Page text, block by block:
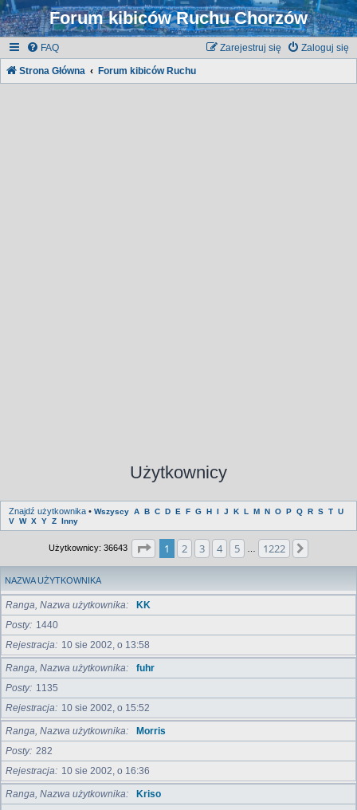
Forum kibiców Ruchu Chorzów
FAQ Zaloguj się
Zarejestruj się
Strona Główna Forum kibiców Ruchu
Użytkownicy
Znajdź użytkownika • Wszyscy A B C D E F G H I J K L M N O P Q R S T U
V W X Y Z Inny
Użytkownicy: 36643 Strona1 z1222
1 2 3 4 5 1222
NAZWA UŻYTKOWNIKA
Ranga, Nazwa użytkownika
KK
Posty
1440
Rejestracja
10 sie 2002, o 13:58
Ranga, Nazwa użytkownika
fuhr
Posty
1135
Rejestracja
10 sie 2002, o 15:52
Ranga, Nazwa użytkownika
Morris
Posty 282
Rejestracja
10 sie 2002, o 16:36
Ranga, Nazwa użytkownika
Kriso